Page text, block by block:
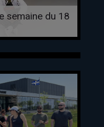
semaine du 18